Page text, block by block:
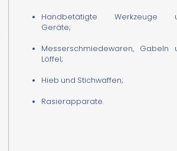
Handbetätigte Werkzeuge
Geräte;
Messerschmiedewaren, Gabeln
Löffel;
Hieb und Stichwaffen;
Rasierapparate.